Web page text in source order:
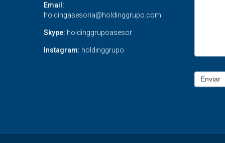
Email:
holdingasesoria@holdinggrupo.com
Skype: holdinggrupoasesor
Instagram: holdinggrupo
Enviar